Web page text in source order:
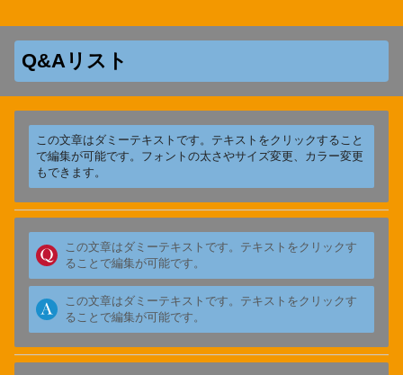
Q&Aリスト
この文章はダミーテキストです。テキストをクリックすること
で編集が可能です。フォントの太さやサイズ変更、カラー変更
もできます。
この文章はダミーテキストです。テキストをクリックす
ることで編集が可能です。
この文章はダミーテキストです。テキストをクリックす
ることで編集が可能です。